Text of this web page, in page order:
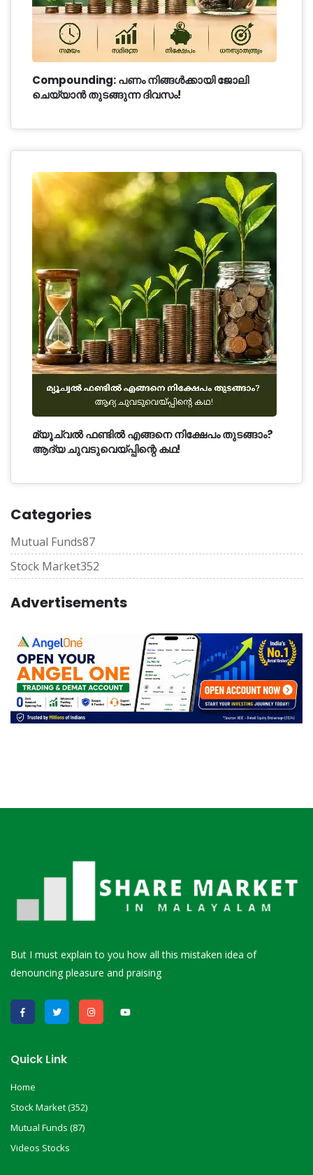
Compounding: പണം നിങ്ങൾക്കായി ജോലി
ചെയ്യാൻ തുടങ്ങുന്ന ദിവസം!
മ്യൂച്വൽ ഫണ്ടിൽ എങ്ങനെ നിക്ഷേപം തുടങ്ങാം?
ആദ്യ ചുവടുവെയ്പ്പിന്റെ കഥ!
Categories
Mutual Funds87
Stock Market352
Advertisements
But I must explain to you how all this mistaken idea of
denouncing pleasure and praising
Quick Link
Home
Stock Market (352)
Mutual Funds (87)
Videos Stocks